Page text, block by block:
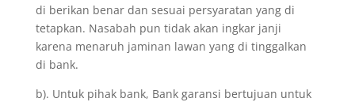
di berikan benar dan sesuai persyaratan yang di
tetapkan. Nasabah pun tidak akan ingkar janji
karena menaruh jaminan lawan yang di tinggalkan
di bank.
b). Untuk pihak bank, Bank garansi bertujuan untuk